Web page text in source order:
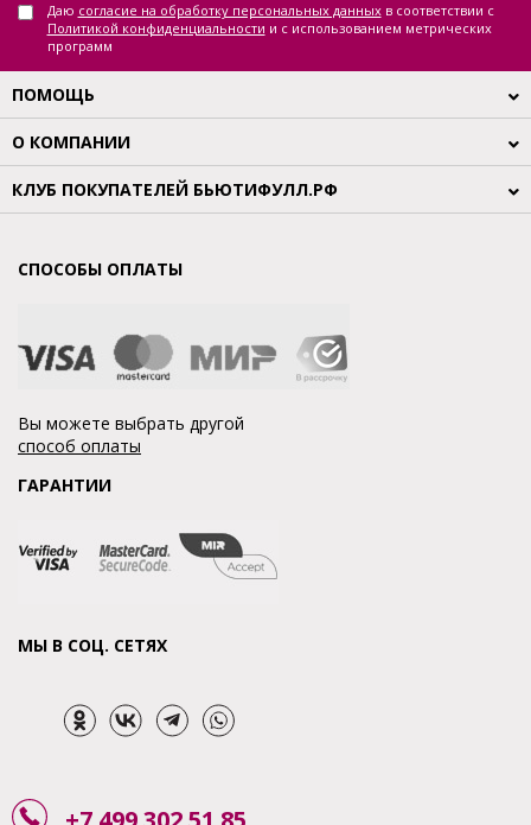
Даю согласие на обработку персональных данныхв соответствии с
Политикой конфиденциальности и с использованием метрических
программ
ПОМОЩЬ
О КОМПАНИИ
КЛУБ ПОКУПАТЕЛЕЙ БЬЮТИФУЛЛ.РФ
СПОСОБЫ ОПЛАТЫ
Вы можете выбрать другой
способ оплаты
ГАРАНТИИ
МЫ В СОЦ. СЕТЯХ